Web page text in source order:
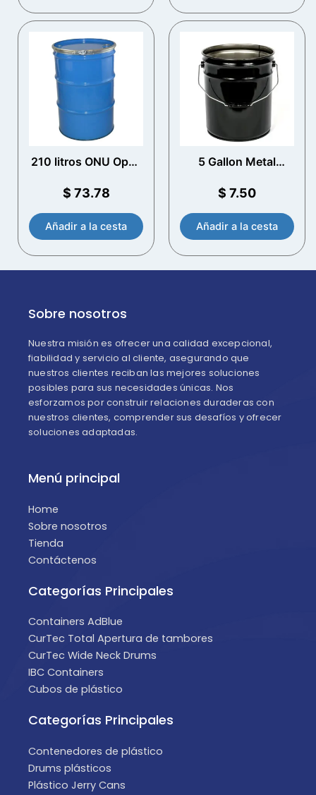
210 litros ONU Open
(Lacquered Interior)
$ 73.78
Añadir a la cesta
5 Gallon Metal
$ 7.50
Añadir a la cesta
Sobre nosotros
Nuestra misión es ofrecer una calidad excepcional,
fiabilidad y servicio al cliente, asegurando que
nuestros clientes reciban las mejores soluciones
posibles para sus necesidades únicas. Nos
esforzamos por construir relaciones duraderas con
nuestros clientes, comprender sus desafíos y ofrecer
soluciones adaptadas.
Menú principal
Home
Sobre nosotros
Tienda
Contáctenos
Categorías Principales
Containers AdBlue
CurTec Total Apertura de tambores
CurTec Wide Neck Drums
IBC Containers
Cubos de plástico
Categorías Principales
Contenedores de plástico
Drums plásticos
Plástico Jerry Cans